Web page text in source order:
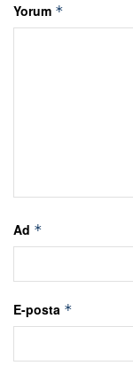
Yorum *
Ad *
E-posta *